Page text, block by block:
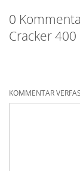
0
Cracker 400
KOMMENTAR